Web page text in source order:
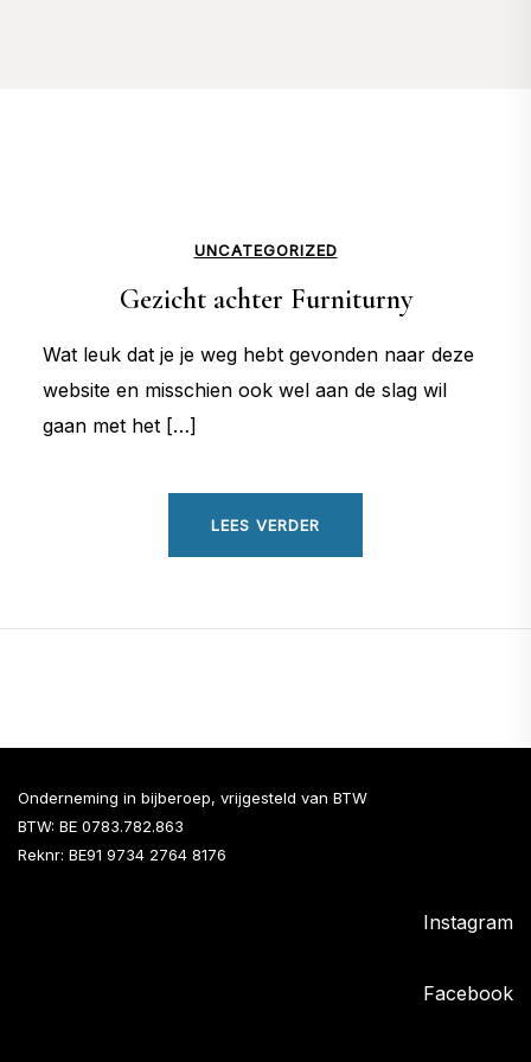
UNCATEGORIZED
Gezicht achter Furniturny
Wat leuk dat je je weg hebt gevonden naar deze
website en misschien ook wel aan de slag wil
gaan met het […]
LEES VERDER
Onderneming in bijberoep, vrijgesteld van BTW
BTW: BE 0783.782.863
Reknr: BE91 9734 2764 8176
Instagram
Facebook